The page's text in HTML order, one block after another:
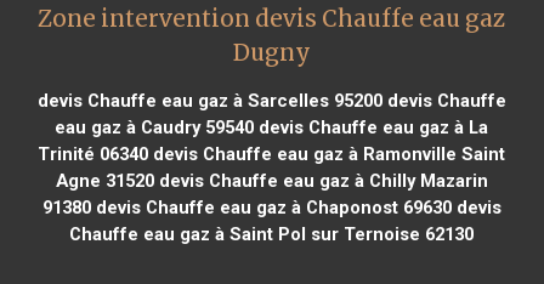
Zone intervention devis Chauffe eau gaz
Dugny
devis Chauffe eau gaz à Sarcelles 95200devis Chauffe
eau gaz à Caudry 59540 devis Chauffe eau gaz à La
Trinité 06340 devis Chauffe eau gaz à Ramonville Saint
Agne 31520devis Chauffe eau gaz à Chilly Mazarin
91380devis Chauffe eau gaz à Chaponost 69630devis
Chauffe eau gaz à Saint Pol sur Ternoise 62130